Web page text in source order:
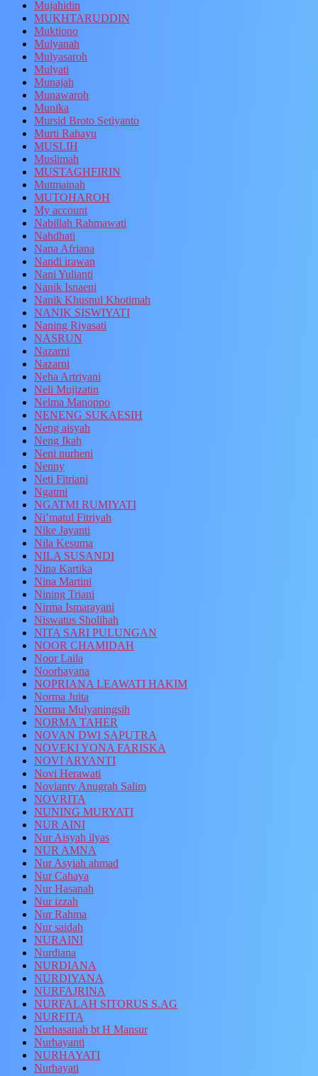
Mujahidin
MUKHTARUDDIN
Muktiono
Mulyanah
Mulyasaroh
Mulyati
Munajah
Munawaroh
Munika
Mursid Broto Setiyanto
Murti Rahayu
MUSLIH
Muslimah
MUSTAGHFIRIN
Mutmainah
MUTOHAROH
My account
Nabillah Rahmawati
Nahdhati
Nana Afriana
Nandi irawan
Nani Yulianti
Nanik Isnaeni
Nanik Khusnul Khotimah
NANIK SISWIYATI
Naning Riyasati
NASRUN
Nazarni
Nazarni
Neha Artriyani
Neli Mujizatin
Nelma Manoppo
NENENG SUKAESIH
Neng aisyah
Neng Ikah
Neni nurheni
Nenny
Neti Fitriani
Ngatmi
NGATMI RUMIYATI
Ni’matul Fitriyah
Nike Jayanti
Nila Kesuma
NILA SUSANDI
Nina Kartika
Nina Martini
Nining Triani
Nirma Ismarayani
Niswatus Sholihah
NITA SARI PULUNGAN
NOOR CHAMIDAH
Noor Laila
Noorhayana
NOPRIANA LEAWATI HAKIM
Norma Juita
Norma Mulyaningsih
NORMA TAHER
NOVAN DWI SAPUTRA
NOVEKI YONA FARISKA
NOVI ARYANTI
Novi Herawati
Novianty Anugrah Salim
NOVRITA
NUNING MURYATI
NUR AINI
Nur Aisyah ilyas
NUR AMNA
Nur Asyiah ahmad
Nur Cahaya
Nur Hasanah
Nur izzah
Nur Rahma
Nur saidah
NURAINI
Nurdiana
NURDIANA
NURDIYANA
NURFAJRINA
NURFALAH SITORUS S.AG
NURFITA
Nurhasanah bt H Mansur
Nurhayanti
NURHAYATI
Nurhayati